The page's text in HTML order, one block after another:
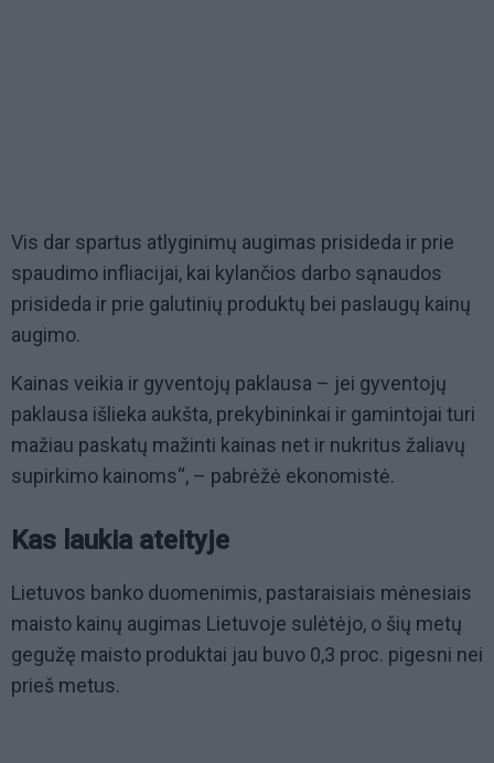
Vis dar spartus atlyginimų augimas prisideda ir prie
spaudimo infliacijai, kai kylančios darbo sąnaudos
prisideda ir prie galutinių produktų bei paslaugų kainų
augimo.
Kainas veikia ir gyventojų paklausa – jei gyventojų
paklausa išlieka aukšta, prekybininkai ir gamintojai turi
mažiau paskatų mažinti kainas net ir nukritus žaliavų
supirkimo kainoms“, – pabrėžė ekonomistė.
Kas laukia ateityje
Lietuvos banko duomenimis, pastaraisiais mėnesiais
maisto kainų augimas Lietuvoje sulėtėjo, o šių metų
gegužę maisto produktai jau buvo 0,3 proc. pigesni nei
prieš metus.